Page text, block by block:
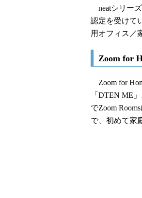
neatシリーズ
認定を受けて
用オフィス／
Zoom for
Zoom for
「DTEN ME
でZoom
で、初めて家